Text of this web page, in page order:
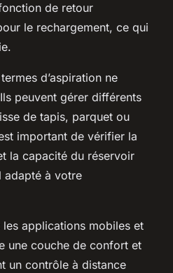
de retour
le rechargement, ce qui
d’aspiration ne
peuvent gérer différents
de tapis, parquet ou
important de vérifier la
la capacité du réservoir
adapté à votre
les applications mobiles et
une couche de confort et
un contrôle à distance